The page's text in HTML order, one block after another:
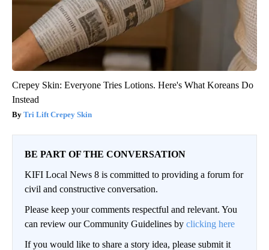
Crepey Skin: Everyone Tries Lotions. Here's What Koreans Do
Instead
Tri Lift Crepey Skin
BE PART OF THE CONVERSATION
KIFI Local News 8 is committed to providing a forum for
civil and constructive conversation.
Please keep your comments respectful and relevant. You
can review our Community Guidelines by clicking here
If you would like to share a story idea, please submit it